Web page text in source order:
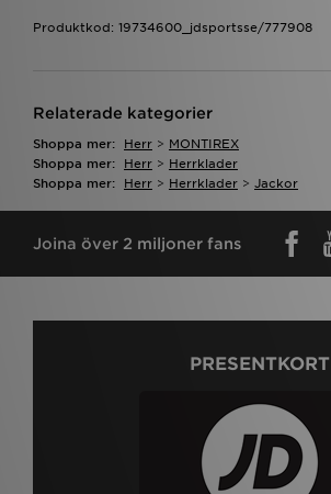
Produktkod: 19734600_jdsportsse/777908
Relaterade kategorier
Shoppa mer: Herr > MONTIREX
Shoppa mer:
Herr > Herrklader
Shoppa mer:
Herr > Herrklader > Jackor
Joina över 2 miljoner fans
PRESENTKORT